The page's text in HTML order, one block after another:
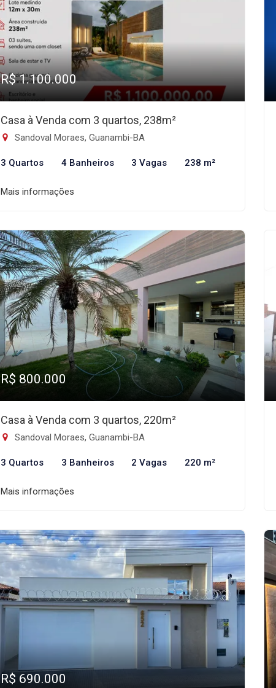
R$ 1.100.000
Casa à Venda com 3 quartos, 238m²
Sandoval Moraes, Guanambi-BA
3 Quartos 4 Banheiros 3 Vagas 238 m²
Mais informações
R$ 800.000
Casa à Venda com 3 quartos, 220m²
Sandoval Moraes, Guanambi-BA
3 Quartos 3 Banheiros 2 Vagas 220 m²
Mais informações
R$ 690.000